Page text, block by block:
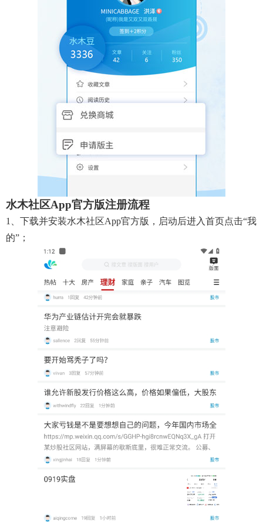
水木社区app官方版注册流程
1、下载并安装水木社区app官方版，启动后进入首页点击“我
的”；